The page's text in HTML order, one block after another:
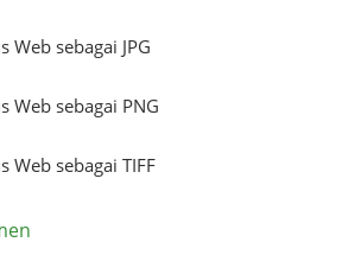
Web sebagai JPG
Web sebagai PNG
Web sebagai TIFF